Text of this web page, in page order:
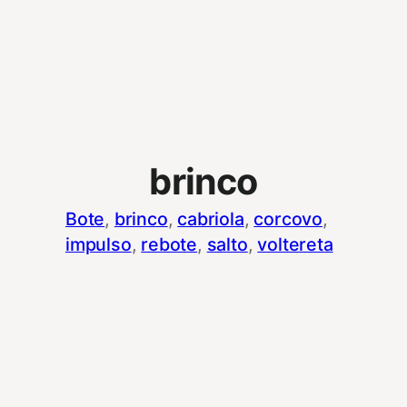
brinco
Bote, brinco, cabriola, corcovo
impulso, rebote, salto, voltereta